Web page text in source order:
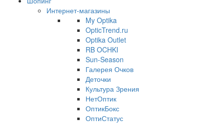
Интернет-магазины
My Optika
OpticTrend.ru
Optika Outlet
RB OCHKI
Sun-Season
Галерея Очков
Деточки
Культура Зрения
НетОптик
ОптикБокс
ОптиСтатус